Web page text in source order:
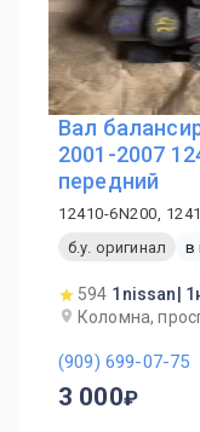
Вал
2001-2007
передний
12410-6N200,
б.у. оригинал
в
594 1nissan|
Коломна,
(909) 699-07-75
3 000